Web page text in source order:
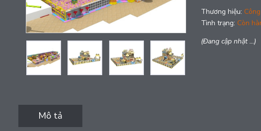
Thương hiệu:
Tình trạng: Còn
(Đang cập nhật ...)
Mô tả